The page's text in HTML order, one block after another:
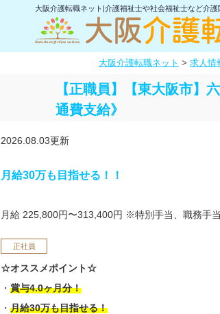
大阪介護転職ネット|介護福祉士や社会福祉士など介護
大阪介護転職ネット > 求人情
【正職員】【東大阪市】
通費支給》
2026.08.03更新
月給30万も目指せる！！
月給 225,800円〜313,400円 ※特別手当、職務手
正社員
☆オススメポイント☆
・ 賞与4.0ヶ月分！
・ 月給30万も目指せる！